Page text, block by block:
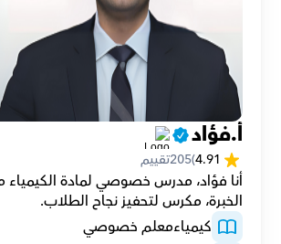
أ.فؤاد
4.91
(
205تقييم
الخبرة، مكرس لتحفيز نجاح الطلاب.
كيمياءمعلم خصوصي